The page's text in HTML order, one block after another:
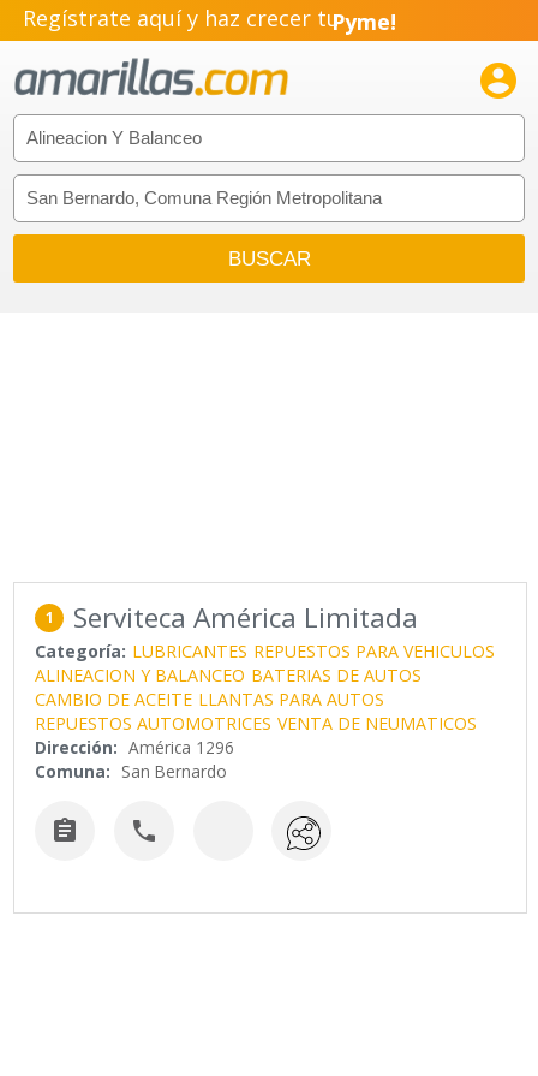
Regístrate aquí y haz crecer tuPyme!
Emprendimiento!

1 Serviteca América Limitada
Categoría: LUBRICANTES REPUESTOS PARA VEHICULOS
ALINEACION Y BALANCEO BATERIAS DE AUTOS
CAMBIO DE ACEITE LLANTAS PARA AUTOS
REPUESTOS AUTOMOTRICES VENTA DE NEUMATICOS
Dirección: América 1296
Comuna: San Bernardo
 